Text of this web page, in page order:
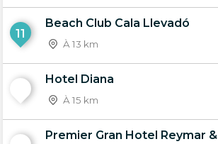
11
Beach Club Cala Llevadó
À 13 km
Hotel Diana
À 15 km
Premier Gran Hotel Reymar &